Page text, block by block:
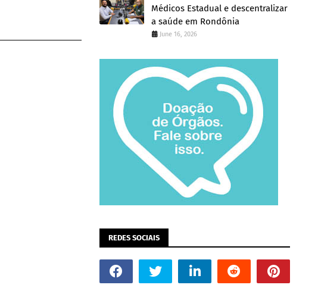
Médicos Estadual e descentralizar
a saúde em Rondônia
June 16, 2026
REDES SOCIAIS